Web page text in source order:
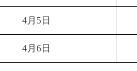
4月 5 日
4月 6日